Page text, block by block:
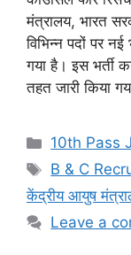
मंत्रालय, भारत
विभिन्न पदों पर
गया है। इस भर्ती
तहत जारी किया
Categories
10th Pass
Tags
B & C
केंद्रीय आयुष
Leave a